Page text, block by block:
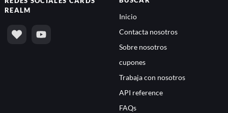
REALM
Inicio
Contacta nosotros
Sobre nosotros
cupones
Trabaja con nosotros
API reference
FAQs